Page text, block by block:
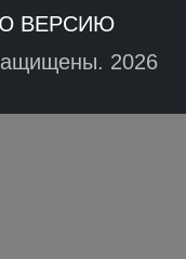
ВЕРСИЮ
2026